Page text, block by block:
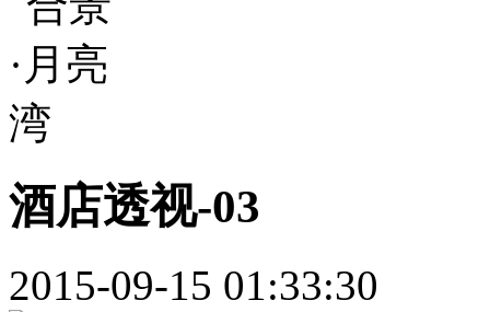
酒店透视-03
2015-09-15 01:33:30